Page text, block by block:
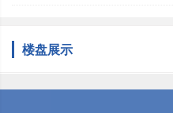
楼盘展示